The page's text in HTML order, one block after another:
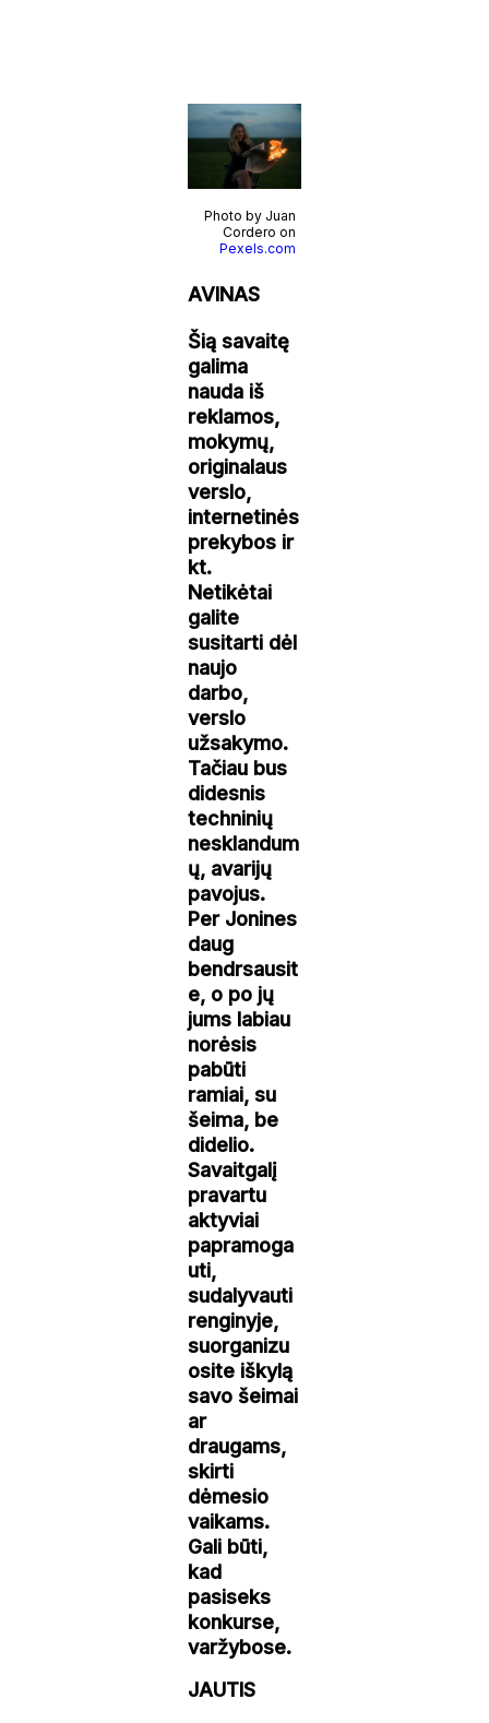
Photo by Juan
Cordero on
Pexels.com
AVINAS
Šią savaitę
galima
nauda iš
reklamos,
mokymų,
originalaus
verslo,
internetinės
prekybos ir
kt.
Netikėtai
galite
susitarti dėl
naujo
darbo,
verslo
užsakymo.
Tačiau bus
didesnis
techninių
nesklandum
ų, avarijų
pavojus.
Per Jonines
daug
bendrsausit
e, o po jų
jums labiau
norėsis
pabūti
ramiai, su
šeima, be
didelio.
Savaitgalį
pravartu
aktyviai
papramoga
uti,
sudalyvauti
renginyje,
suorganizu
osite iškylą
savo šeimai
ar
draugams,
skirti
dėmesio
vaikams.
Gali būti,
kad
pasiseks
konkurse,
varžybose.
JAUTIS